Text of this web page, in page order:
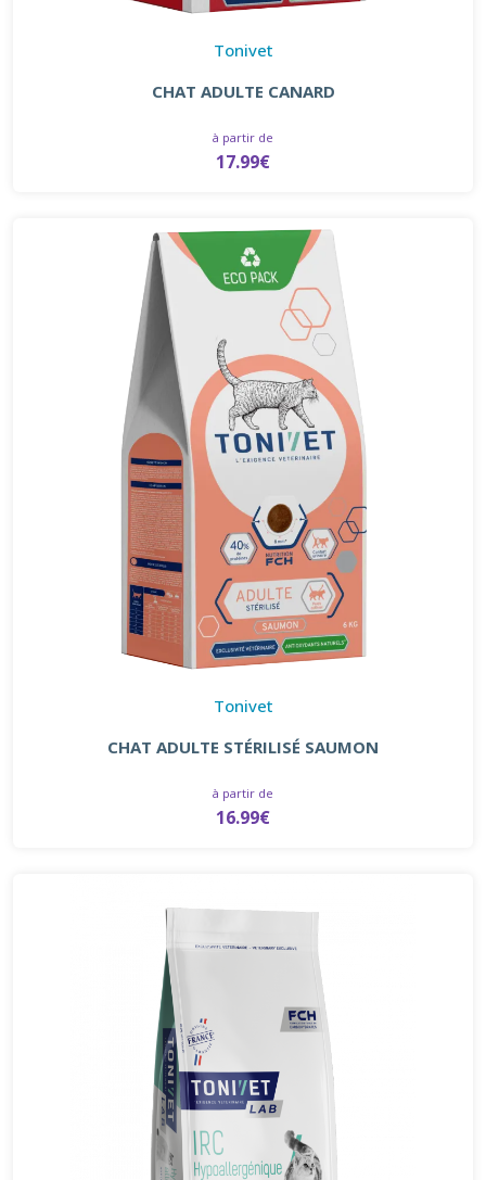
Tonivet
CHAT ADULTE CANARD
à partir de
17.99€
Tonivet
CHAT ADULTE STÉRILISÉ SAUMON
à partir de
16.99€